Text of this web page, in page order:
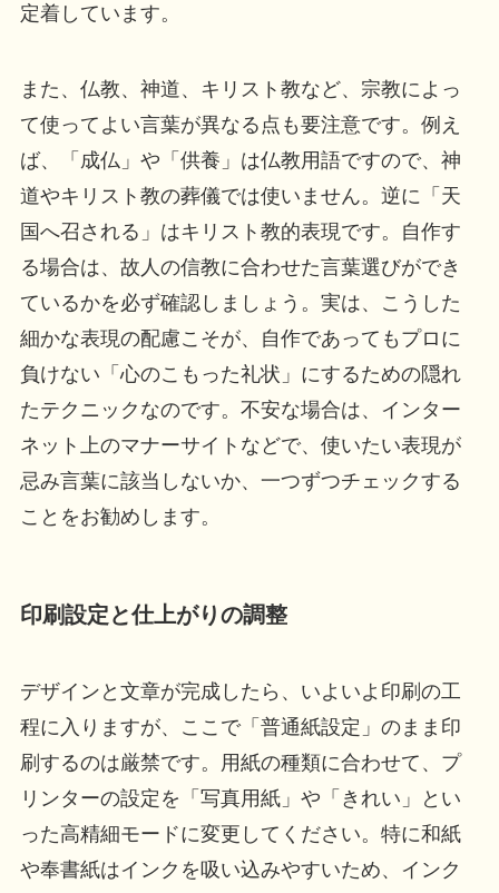
定着しています。
また、仏教、神道、キリスト教など、宗教によっ
て使ってよい言葉が異なる点も要注意です。例え
ば、「成仏」や「供養」は仏教用語ですので、神
道やキリスト教の葬儀では使いません。逆に「天
国へ召される」はキリスト教的表現です。自作す
る場合は、故人の信教に合わせた言葉選びができ
ているかを必ず確認しましょう。実は、こうした
細かな表現の配慮こそが、自作であってもプロに
負けない「心のこもった礼状」にするための隠れ
たテクニックなのです。不安な場合は、インター
ネット上のマナーサイトなどで、使いたい表現が
忌み言葉に該当しないか、一つずつチェックする
ことをお勧めします。
印刷設定と仕上がりの調整
デザインと文章が完成したら、いよいよ印刷の工
程に入りますが、ここで「普通紙設定」のまま印
刷するのは厳禁です。用紙の種類に合わせて、プ
リンターの設定を「写真用紙」や「きれい」とい
った高精細モードに変更してください。特に和紙
や奉書紙はインクを吸い込みやすいため、インク